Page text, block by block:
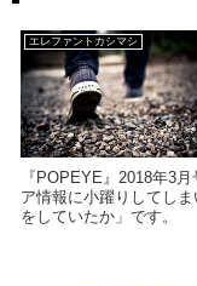
エレファントカシマシ
『POPEYE』2018年3
ア情報に小躍りしてし
をしていたか」です。